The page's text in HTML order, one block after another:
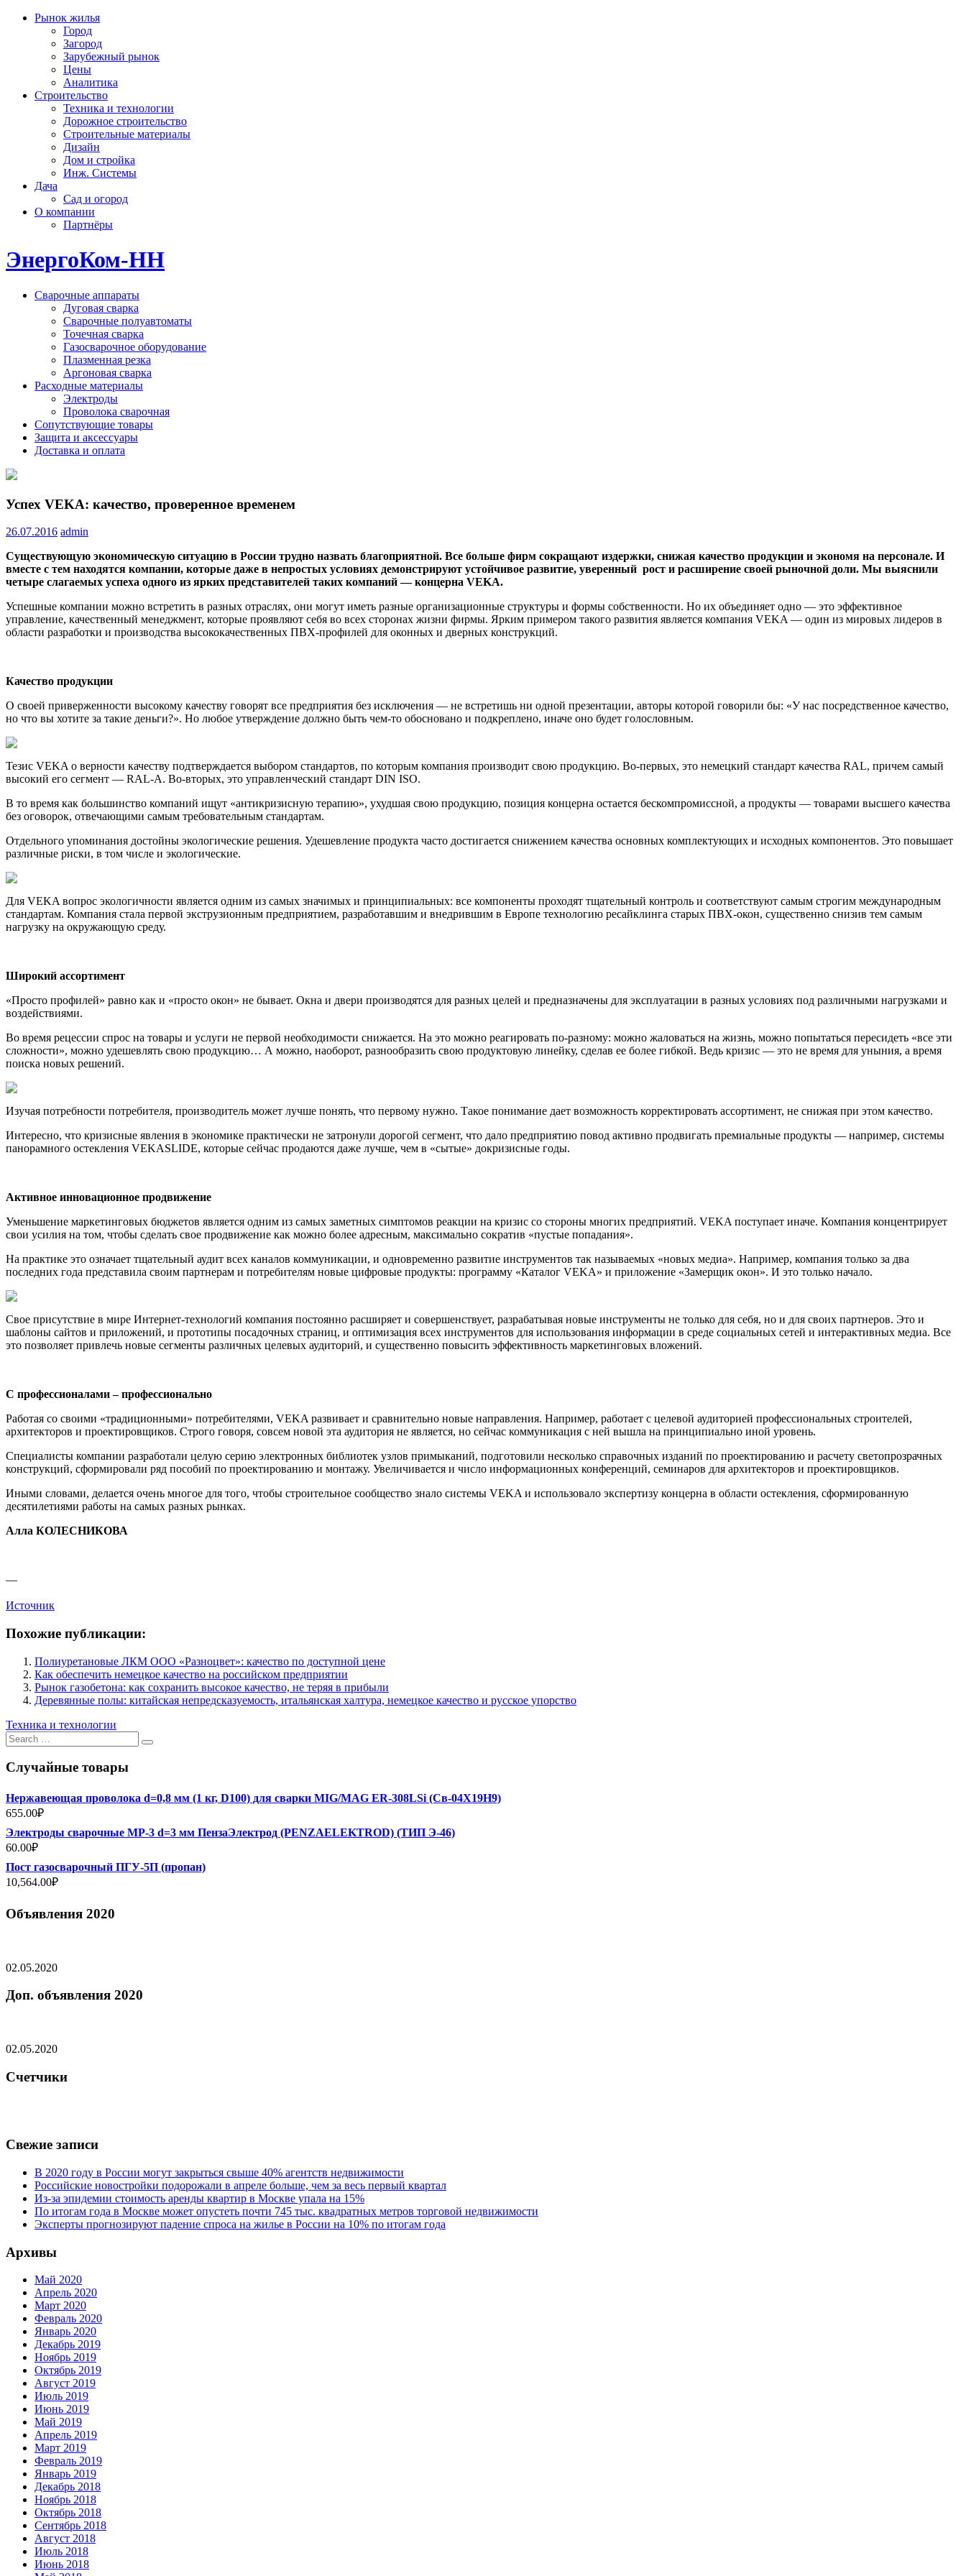
Рынок жилья
Город
Загород
Зарубежный рынок
Цены
Аналитика
Строительство
Техника и технологии
Дорожное строительство
Строительные материалы
Дизайн
Дом и стройка
Инж. Системы
Дача
Сад и огород
О компании
Партнёры
ЭнергоКом-НН
Сварочные аппараты
Дуговая сварка
Сварочные полуавтоматы
Точечная сварка
Газосварочное оборудование
Плазменная резка
Аргоновая сварка
Расходные материалы
Электроды
Проволока сварочная
Сопутствующие товары
Защита и аксессуары
Доставка и оплата
Успех VEKA: качество, проверенное временем
26.07.2016 admin
Существующую экономическую ситуацию в России трудно назвать благоприятной. Все больше фирм сокращают издержки, снижая качество продукции и экономя на персонале. И
вместе с тем находятся компании, которые даже в непростых условиях демонстрируют устойчивое развитие, уверенный рост и расширение своей рыночной доли. Мы выяснили
четыре слагаемых успеха одного из ярких представителей таких компаний — концерна VEKA.
Успешные компании можно встретить в разных отраслях, они могут иметь разные организационные структуры и формы собственности. Но их объединяет одно — это эффективное
управление, качественный менеджмент, которые проявляют себя во всех сторонах жизни фирмы. Ярким примером такого развития является компания VEKA — один из мировых лидеров в
области разработки и производства высококачественных ПВХ-профилей для оконных и дверных конструкций.
Качество продукции
О своей приверженности высокому качеству говорят все предприятия без исключения — не встретишь ни одной презентации, авторы которой говорили бы: «У нас посредственное качество,
но что вы хотите за такие деньги?». Но любое утверждение должно быть чем-то обосновано и подкреплено, иначе оно будет голословным.
Тезис VEKA о верности качеству подтверждается выбором стандартов, по которым компания производит свою продукцию. Во-первых, это немецкий стандарт качества RAL, причем самый
высокий его сегмент — RAL-A. Во-вторых, это управленческий стандарт DIN ISO.
В то время как большинство компаний ищут «антикризисную терапию», ухудшая свою продукцию, позиция концерна остается бескомпромиссной, а продукты — товарами высшего качества
без оговорок, отвечающими самым требовательным стандартам.
Отдельного упоминания достойны экологические решения. Удешевление продукта часто достигается снижением качества основных комплектующих и исходных компонентов. Это повышает
различные риски, в том числе и экологические.
Для VEKA вопрос экологичности является одним из самых значимых и принципиальных: все компоненты проходят тщательный контроль и соответствуют самым строгим международным
стандартам. Компания стала первой экструзионным предприятием, разработавшим и внедрившим в Европе технологию ресайклинга старых ПВХ-окон, существенно снизив тем самым
нагрузку на окружающую среду.
Широкий ассортимент
«Просто профилей» равно как и «просто окон» не бывает. Окна и двери производятся для разных целей и предназначены для эксплуатации в разных условиях под различными нагрузками и
воздействиями.
Во время рецессии спрос на товары и услуги не первой необходимости снижается. На это можно реагировать по-разному: можно жаловаться на жизнь, можно попытаться пересидеть «все эти
сложности», можно удешевлять свою продукцию… А можно, наоборот, разнообразить свою продуктовую линейку, сделав ее более гибкой. Ведь кризис — это не время для уныния, а время
поиска новых решений.
Изучая потребности потребителя, производитель может лучше понять, что первому нужно. Такое понимание дает возможность корректировать ассортимент, не снижая при этом качество.
Интересно, что кризисные явления в экономике практически не затронули дорогой сегмент, что дало предприятию повод активно продвигать премиальные продукты — например, системы
панорамного остекления VEKASLIDE, которые сейчас продаются даже лучше, чем в «сытые» докризисные годы.
Активное инновационное продвижение
Уменьшение маркетинговых бюджетов является одним из самых заметных симптомов реакции на кризис со стороны многих предприятий. VEKA поступает иначе. Компания концентрирует
свои усилия на том, чтобы сделать свое продвижение как можно более адресным, максимально сократив «пустые попадания».
На практике это означает тщательный аудит всех каналов коммуникации, и одновременно развитие инструментов так называемых «новых медиа». Например, компания только за два
последних года представила своим партнерам и потребителям новые цифровые продукты: программу «Каталог VEKA» и приложение «Замерщик окон». И это только начало.
Свое присутствие в мире Интернет-технологий компания постоянно расширяет и совершенствует, разрабатывая новые инструменты не только для себя, но и для своих партнеров. Это и
шаблоны сайтов и приложений, и прототипы посадочных страниц, и оптимизация всех инструментов для использования информации в среде социальных сетей и интерактивных медиа. Все
это позволяет привлечь новые сегменты различных целевых аудиторий, и существенно повысить эффективность маркетинговых вложений.
С профессионалами – профессионально
Работая со своими «традиционными» потребителями, VEKA развивает и сравнительно новые направления. Например, работает с целевой аудиторией профессиональных строителей,
архитекторов и проектировщиков. Строго говоря, совсем новой эта аудитория не является, но сейчас коммуникация с ней вышла на принципиально иной уровень.
Специалисты компании разработали целую серию электронных библиотек узлов примыканий, подготовили несколько справочных изданий по проектированию и расчету светопрозрачных
конструкций, сформировали ряд пособий по проектированию и монтажу. Увеличивается и число информационных конференций, семинаров для архитекторов и проектировщиков.
Иными словами, делается очень многое для того, чтобы строительное сообщество знало системы VEKA и использовало экспертизу концерна в области остекления, сформированную
десятилетиями работы на самых разных рынках.
Алла КОЛЕСНИКОВА
—
Источник
Похожие публикации:
Полиуретановые ЛКМ ООО «Разноцвет»: качество по доступной цене
Как обеспечить немецкое качество на российском предприятии
Рынок газобетона: как сохранить высокое качество, не теряя в прибыли
Деревянные полы: китайская непредсказуемость, итальянская халтура, немецкое качество и русское упорство
Техника и технологии
Search
for:
Случайные товары
Нержавеющая проволока d=0,8 мм (1 кг, D100) для сварки MIG/MAG ER-308LSi (Св-04Х19Н9)
655.00₽
Электроды сварочные МР-3 d=3 мм ПензаЭлектрод (PENZAELEKTROD) (ТИП Э-46)
60.00₽
Пост газосварочный ПГУ-5П (пропан)
10,564.00₽
Объявления 2020
02.05.2020
Доп. объявления 2020
02.05.2020
Счетчики
Свежие записи
В 2020 году в России могут закрыться свыше 40% агентств недвижимости
Российские новостройки подорожали в апреле больше, чем за весь первый квартал
Из-за эпидемии стоимость аренды квартир в Москве упала на 15%
По итогам года в Москве может опустеть почти 745 тыс. квадратных метров торговой недвижимости
Эксперты прогнозируют падение спроса на жилье в России на 10% по итогам года
Архивы
Май 2020
Апрель 2020
Март 2020
Февраль 2020
Январь 2020
Декабрь 2019
Ноябрь 2019
Октябрь 2019
Август 2019
Июль 2019
Июнь 2019
Май 2019
Апрель 2019
Март 2019
Февраль 2019
Январь 2019
Декабрь 2018
Ноябрь 2018
Октябрь 2018
Сентябрь 2018
Август 2018
Июль 2018
Июнь 2018